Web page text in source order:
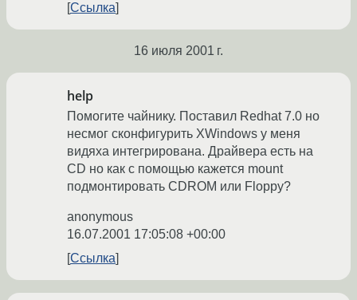
Ссылка
16 июля 2001 г.
help
Помогите чайнику. Поставил Redhat 7.0 но
несмог сконфигурить XWindows у меня
видяхa интегрирована. Драйвера есть на
CD но как с помощью кажется mount
подмонтировать CDROM или Floppy?
anonymous
16.07.2001 17:05:08 +00:00
Ссылка